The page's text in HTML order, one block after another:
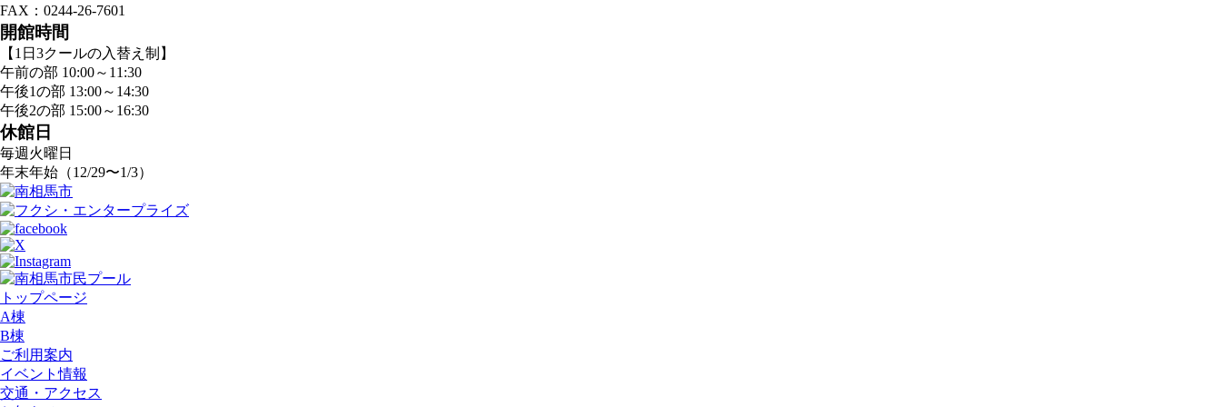
FAX：0244-26-7601
開館時間
【1日3クールの入替え制】
午前の部 10:00～11:30
午後1の部 13:00～14:30
午後2の部 15:00～16:30
休館日
毎週火曜日
年末年始（12/29〜1/3）
トップページ
A棟
B棟
ご利用案内
イベント情報
交通・アクセス